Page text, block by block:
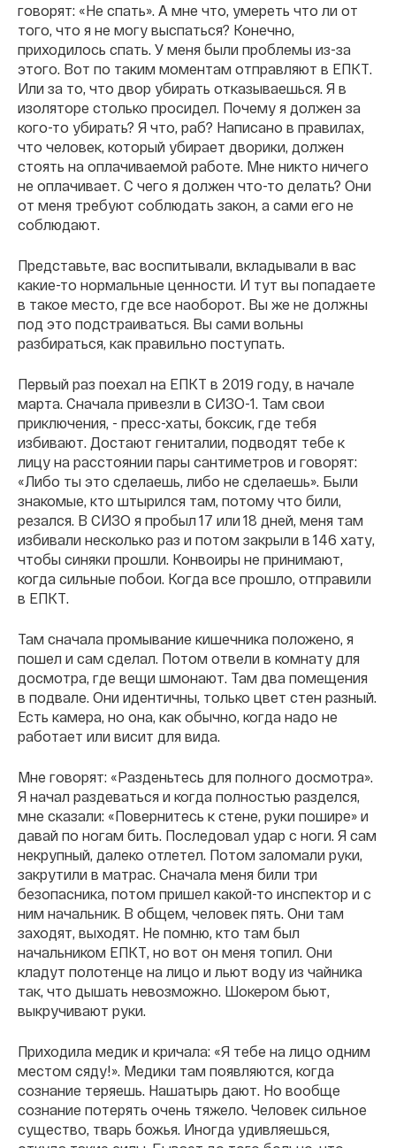
говорят: «Не спать». А мне что, умереть что ли от
того, что я не могу выспаться? Конечно,
приходилось спать. У меня были проблемы из-за
этого. Вот по таким моментам отправляют в ЕПКТ.
Или за то, что двор убирать отказываешься. Я в
изоляторе столько просидел. Почему я должен за
кого-то убирать? Я что, раб? Написано в правилах,
что человек, который убирает дворики, должен
стоять на оплачиваемой работе. Мне никто ничего
не оплачивает. С чего я должен что-то делать? Они
от меня требуют соблюдать закон, а сами его не
соблюдают.
Представьте, вас воспитывали, вкладывали в вас
какие-то нормальные ценности. И тут вы попадаете
в такое место, где все наоборот. Вы же не должны
под это подстраиваться. Вы сами вольны
разбираться, как правильно поступать.
Первый раз поехал на ЕПКТ в 2019 году, в начале
марта. Сначала привезли в СИЗО-1. Там свои
приключения, - пресс-хаты, боксик, где тебя
избивают. Достают гениталии, подводят тебе к
лицу на расстоянии пары сантиметров и говорят:
«Либо ты это сделаешь, либо не сделаешь». Были
знакомые, кто штырился там, потому что били,
резался. В СИЗО я пробыл 17 или 18 дней, меня там
избивали несколько раз и потом закрыли в 146 хату,
чтобы синяки прошли. Конвоиры не принимают,
когда сильные побои. Когда все прошло, отправили
в ЕПКТ.
Там сначала промывание кишечника положено, я
пошел и сам сделал. Потом отвели в комнату для
досмотра, где вещи шмонают. Там два помещения
в подвале. Они идентичны, только цвет стен разный.
Есть камера, но она, как обычно, когда надо не
работает или висит для вида.
Мне говорят: «Разденьтесь для полного досмотра».
Я начал раздеваться и когда полностью разделся,
мне сказали: «Повернитесь к стене, руки пошире» и
давай по ногам бить. Последовал удар с ноги. Я сам
некрупный, далеко отлетел. Потом заломали руки,
закрутили в матрас. Сначала меня били три
безопасника, потом пришел какой-то инспектор и с
ним начальник. В общем, человек пять. Они там
заходят, выходят. Не помню, кто там был
начальником ЕПКТ, но вот он меня топил. Они
кладут полотенце на лицо и льют воду из чайника
так, что дышать невозможно. Шокером бьют,
выкручивают руки.
Приходила медик и кричала: «Я тебе на лицо одним
местом сяду!». Медики там появляются, когда
сознание теряешь. Нашатырь дают. Но вообще
сознание потерять очень тяжело. Человек сильное
существо, тварь божья. Иногда удивляешься,